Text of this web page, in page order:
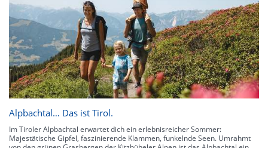
Alpbachtal… Das ist Tirol.
Im Tiroler Alpbachtal erwartet dich ein erlebnisreicher Sommer:
Majestätische Gipfel, faszinierende Klammen, funkelnde Seen. Umrahmt